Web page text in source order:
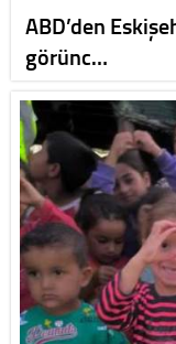
ABD’den
görünc…